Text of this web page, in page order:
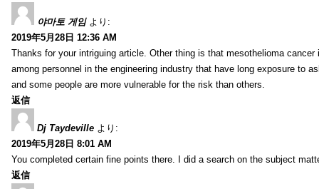
야마토 게임 より:
2019年5月28日 12:36 AM
Thanks for your intriguing article. Other thing is that mesothelioma
among personnel in the engineering industry that have long exposure to
and some people are more vulnerable for the risk than others.
返信
Dj Taydeville より:
2019年5月28日 8:01 AM
You completed certain fine points there. I did a search on the subject
返信